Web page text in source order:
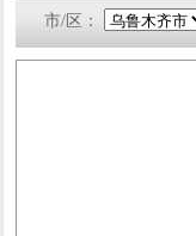
市/区：